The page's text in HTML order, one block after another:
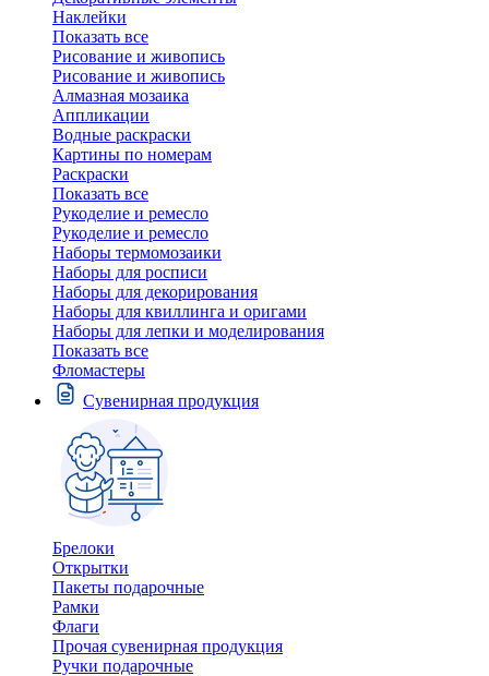
Наклейки
Показать все
Рисование и живопись
Рисование и живопись
Алмазная мозаика
Аппликации
Водные раскраски
Картины по номерам
Раскраски
Показать все
Рукоделие и ремесло
Рукоделие и ремесло
Наборы термомозаики
Наборы для росписи
Наборы для декорирования
Наборы для квиллинга и оригами
Наборы для лепки и моделирования
Показать все
Фломастеры
Сувенирная продукция
Брелоки
Открытки
Пакеты подарочные
Рамки
Флаги
Прочая сувенирная продукция
Ручки подарочные